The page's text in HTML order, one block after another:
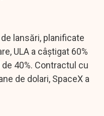
lansări, planificate
ULA a câștigat 60%
40%. Contractul cu
de dolari, SpaceX a